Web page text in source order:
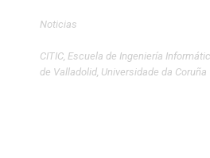
Noticias
CITIC, Escuela de Ingeniería
de Valladolid, Universidade da Coruña